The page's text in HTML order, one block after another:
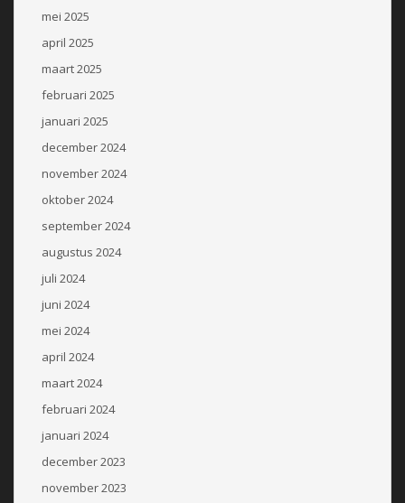
mei 2025
april 2025
maart 2025
februari 2025
januari 2025
december 2024
november 2024
oktober 2024
september 2024
augustus 2024
juli 2024
juni 2024
mei 2024
april 2024
maart 2024
februari 2024
januari 2024
december 2023
november 2023